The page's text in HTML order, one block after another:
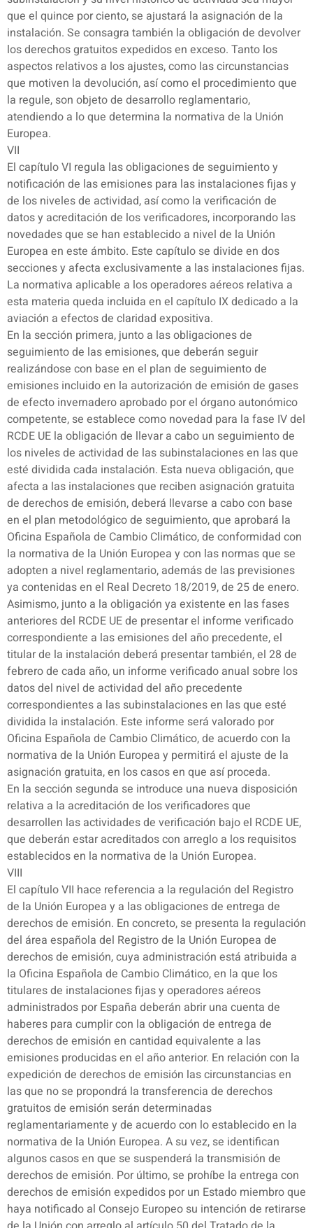
que el quince por ciento, se ajustará la asignación de la
instalación. Se consagra también la obligación de devolver
los derechos gratuitos expedidos en exceso. Tanto los
aspectos relativos a los ajustes, como las circunstancias
que motiven la devolución, así como el procedimiento que
la regule, son objeto de desarrollo reglamentario,
atendiendo a lo que determina la normativa de la Unión
Europea.
VII
El capítulo VI regula las obligaciones de seguimiento y
notificación de las emisiones para las instalaciones fijas y
de los niveles de actividad, así como la verificación de
datos y acreditación de los verificadores, incorporando las
novedades que se han establecido a nivel de la Unión
Europea en este ámbito. Este capítulo se divide en dos
secciones y afecta exclusivamente a las instalaciones fijas.
La normativa aplicable a los operadores aéreos relativa a
esta materia queda incluida en el capítulo IX dedicado a la
aviación a efectos de claridad expositiva.
En la sección primera, junto a las obligaciones de
seguimiento de las emisiones, que deberán seguir
realizándose con base en el plan de seguimiento de
emisiones incluido en la autorización de emisión de gases
de efecto invernadero aprobado por el órgano autonómico
competente, se establece como novedad para la fase IV del
RCDE UE la obligación de llevar a cabo un seguimiento de
los niveles de actividad de las subinstalaciones en las que
esté dividida cada instalación. Esta nueva obligación, que
afecta a las instalaciones que reciben asignación gratuita
de derechos de emisión, deberá llevarse a cabo con base
en el plan metodológico de seguimiento, que aprobará la
Oficina Española de Cambio Climático, de conformidad con
la normativa de la Unión Europea y con las normas que se
adopten a nivel reglamentario, además de las previsiones
ya contenidas en el Real Decreto 18/2019, de 25 de enero.
Asimismo, junto a la obligación ya existente en las fases
anteriores del RCDE UE de presentar el informe verificado
correspondiente a las emisiones del año precedente, el
titular de la instalación deberá presentar también, el 28 de
febrero de cada año, un informe verificado anual sobre los
datos del nivel de actividad del año precedente
correspondientes a las subinstalaciones en las que esté
dividida la instalación. Este informe será valorado por
Oficina Española de Cambio Climático, de acuerdo con la
normativa de la Unión Europea y permitirá el ajuste de la
asignación gratuita, en los casos en que así proceda.
En la sección segunda se introduce una nueva disposición
relativa a la acreditación de los verificadores que
desarrollen las actividades de verificación bajo el RCDE UE,
que deberán estar acreditados con arreglo a los requisitos
establecidos en la normativa de la Unión Europea.
VIII
El capítulo VII hace referencia a la regulación del Registro
de la Unión Europea y a las obligaciones de entrega de
derechos de emisión. En concreto, se presenta la regulación
del área española del Registro de la Unión Europea de
derechos de emisión, cuya administración está atribuida a
la Oficina Española de Cambio Climático, en la que los
titulares de instalaciones fijas y operadores aéreos
administrados por España deberán abrir una cuenta de
haberes para cumplir con la obligación de entrega de
derechos de emisión en cantidad equivalente a las
emisiones producidas en el año anterior. En relación con la
expedición de derechos de emisión las circunstancias en
las que no se propondrá la transferencia de derechos
gratuitos de emisión serán determinadas
reglamentariamente y de acuerdo con lo establecido en la
normativa de la Unión Europea. A su vez, se identifican
algunos casos en que se suspenderá la transmisión de
derechos de emisión. Por último, se prohíbe la entrega con
derechos de emisión expedidos por un Estado miembro que
haya notificado al Consejo Europeo su intención de retirarse